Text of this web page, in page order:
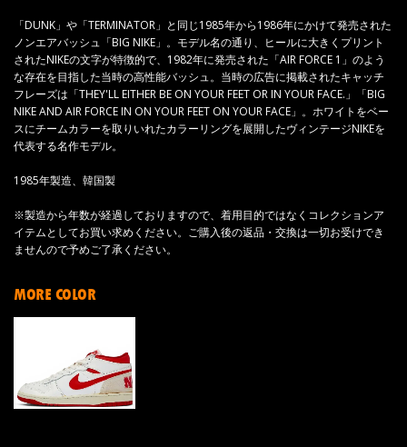
「DUNK」や「TERMINATOR」と同じ1985年から1986年にかけて発売された
ノンエアバッシュ「BIG NIKE」。モデル名の通り、ヒールに大きくプリント
されたNIKEの文字が特徴的で、1982年に発売された「AIR FORCE 1」のよう
な存在を目指した当時の高性能バッシュ。当時の広告に掲載されたキャッチ
フレーズは「THEY'LL EITHER BE ON YOUR FEET OR IN YOUR FACE.」「BIG
NIKE AND AIR FORCE IN ON YOUR FEET ON YOUR FACE」。ホワイトをベー
スにチームカラーを取りいれたカラーリングを展開したヴィンテージNIKEを
代表する名作モデル。
1985年製造、韓国製
※製造から年数が経過しておりますので、着用目的ではなくコレクションア
イテムとしてお買い求めください。ご購入後の返品・交換は一切お受けでき
ませんので予めご了承ください。
MORE COLOR